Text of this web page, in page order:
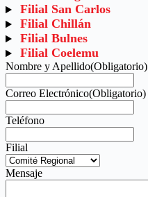
Filial San Carlos
Filial Chillán
Filial Bulnes
Filial Coelemu
Nombre y Apellido(Obligatorio)
Correo Electrónico(Obligatorio)
Teléfono
Filial
Mensaje